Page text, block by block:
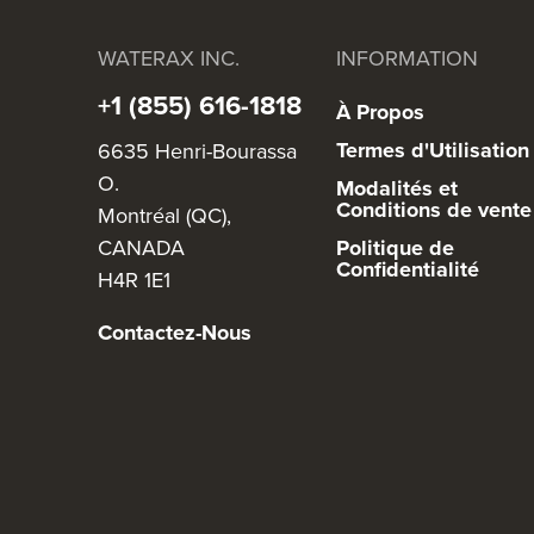
WATERAX INC.
+1 (855) 616-1818
6635 Henri-Bourassa
O.
Montréal (QC),
CANADA
H4R 1E1
Contactez-Nous
INFORMATION
À Propos
Termes d'Utilisation
Modalités et
Conditions de vente
Politique de
Confidentialité